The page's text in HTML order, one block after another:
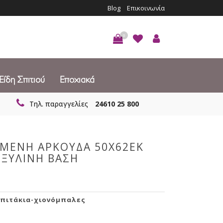
Blog Επικοινωνία
0
Είδη Σπιτιού Εποχιακά
Τηλ. παραγγελίες 24610 25 800
ΑΡΚΟΥΔΑ 50Χ62ΕΚ
ΒΑΣΗ
χιονόμπαλες